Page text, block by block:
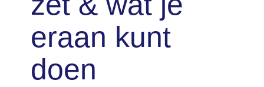
eraan kunt
doen